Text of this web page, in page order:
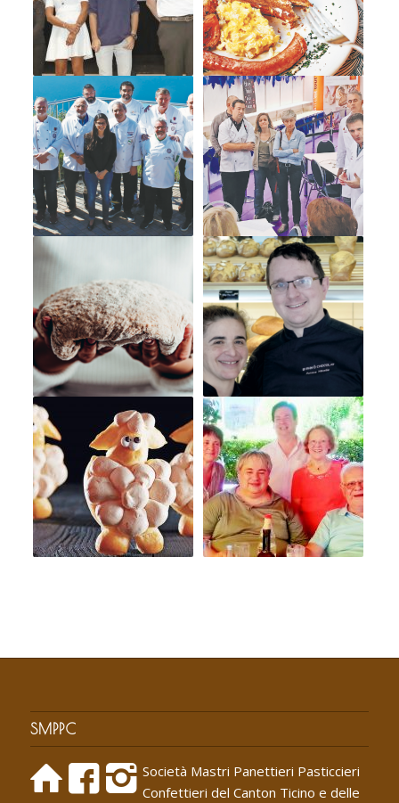
SMPPC
Società Mastri Panettieri Pasticcieri
Confettieri del Canton Ticino e delle